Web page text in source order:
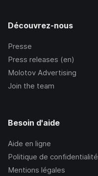
Découvrez-nous
Presse
Press releases (en)
Molotov Advertising
Join the team
Besoin d'aide
Aide en ligne
Politique de confidentialité
Mentions légales